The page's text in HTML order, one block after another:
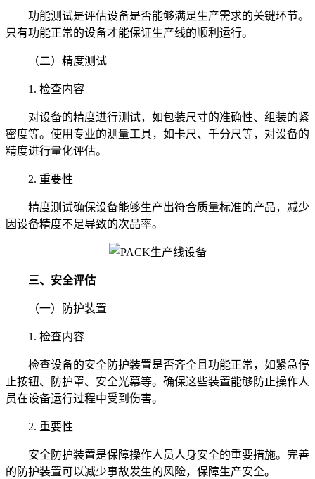
功能测试是评估设备是否能够满足生产需求的关键环节。
只有功能正常的设备才能保证生产线的顺利运行。
（二）精度测试
1. 检查内容
对设备的精度进行测试，如包装尺寸的准确性、组装的紧
密度等。使用专业的测量工具，如卡尺、千分尺等，对设备的
精度进行量化评估。
2. 重要性
精度测试确保设备能够生产出符合质量标准的产品，减少
因设备精度不足导致的次品率。
三、安全评估
（一）防护装置
1. 检查内容
检查设备的安全防护装置是否齐全且功能正常，如紧急停
止按钮、防护罩、安全光幕等。确保这些装置能够防止操作人
员在设备运行过程中受到伤害。
2. 重要性
安全防护装置是保障操作人员人身安全的重要措施。完善
的防护装置可以减少事故发生的风险，保障生产安全。